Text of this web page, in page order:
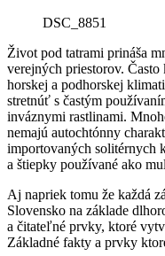
DSC_8851
Život pod tatrami prináša
verejných priestorov.
horskej a podhorskej
stretnúť s častým
inváznymi rastlinami.
nemajú autochtónny
importovaných solitérnych
a štiepky používané ako
Aj napriek tomu že každá
Slovensko na základe
a čitateľné prvky, ktoré
Základné fakty a prvky